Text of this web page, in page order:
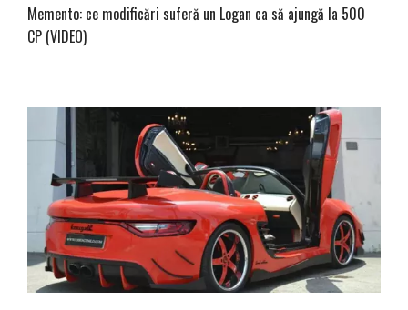
Memento: ce modificări suferă un Logan ca să ajungă la 500
CP (VIDEO)